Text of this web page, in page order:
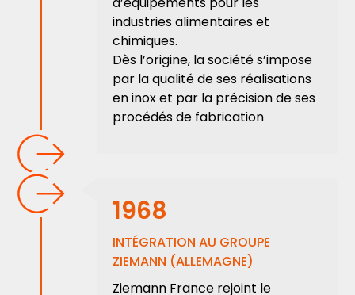
industries alimentaires et
chimiques.
Dès l’origine, la société s’impose
par la qualité de ses réalisations
en inox et par la précision de ses
procédés de fabrication
1968
INTÉGRATION AU GROUPE
ZIEMANN (ALLEMAGNE)
Ziemann France rejoint le